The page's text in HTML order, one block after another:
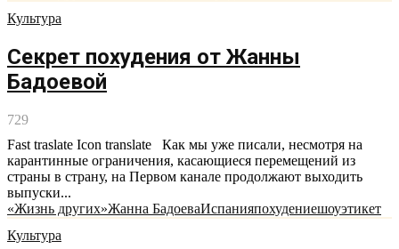
Культура
Секрет похудения от Жанны
Бадоевой
729
Fast traslate Icon translate Как мы уже писали, несмотря на
карантинные ограничения, касающиеся перемещений из
страны в страну, на Первом канале продолжают выходить
выпуски...
«Жизнь других»Жанна БадоеваИспанияпохудениешоуэтикет
Культура